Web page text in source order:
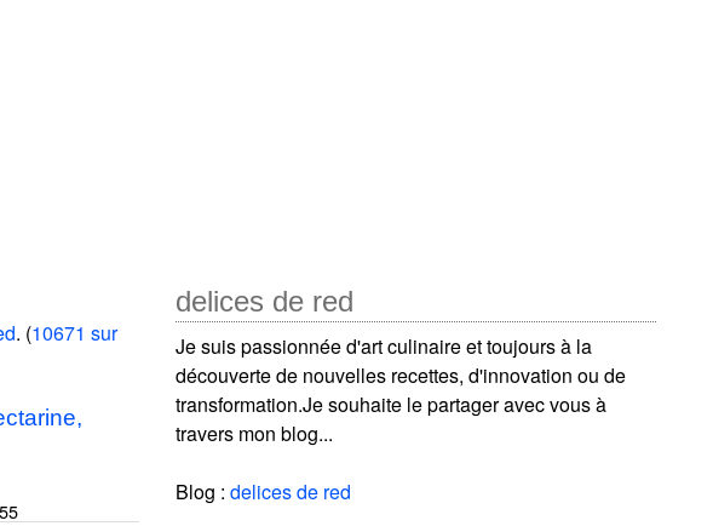
. (10671 sur
delices de red
Je suis passionnée d'art culinaire et toujours à la
découverte de nouvelles recettes, d'innovation ou de
transformation.Je souhaite le partager avec vous à
travers mon blog...
Blog :delices de red